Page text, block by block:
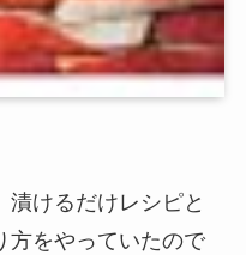
漬けるだけレシピと
方をやっていたので